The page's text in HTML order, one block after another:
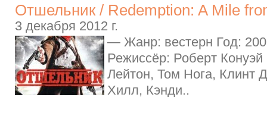
Отшельник / Redemption: A Mile
3 декабря 2012 г.
— Жанр: вестерн Год:
Режиссёр: Роберт
Лейтон, Том Нога, Клинт
Хилл, Кэнди..